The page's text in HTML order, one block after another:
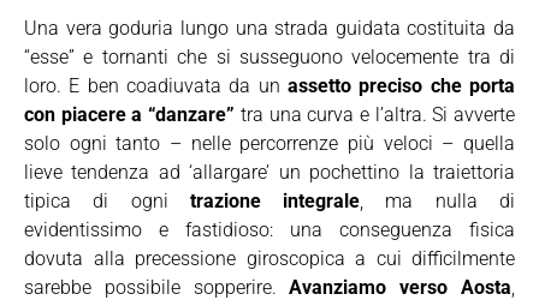
Una vera goduria lungo una strada guidata costituita da
“esse” e tornanti che si susseguono velocemente tra di
loro. E ben coadiuvata da un assetto preciso che porta
con piacere a “danzare” tra una curva e l’altra. Si avverte
solo ogni tanto – nelle percorrenze più veloci – quella
lieve tendenza ad ‘allargare’ un pochettino la traiettoria
tipica di ogni trazione integrale , ma nulla di
evidentissimo e fastidioso: una conseguenza fisica
dovuta alla precessione giroscopica a cui difficilmente
sarebbe possibile sopperire.Avanziamo verso Aosta